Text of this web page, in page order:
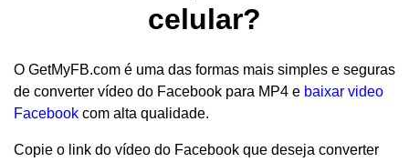
celular?
O GetMyFB.com é uma das formas mais simples e seguras
de converter vídeo do Facebook para MP4 e baixar video
Facebook com alta qualidade.
Copie o link do vídeo do Facebook que deseja converter